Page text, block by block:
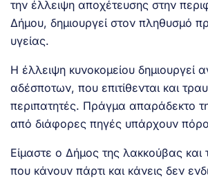
την έλλειψη αποχέτευσης στην
Δήμου, δημιουργεί στον πληθυσμό
υγείας.
Η έλλειψη κυνοκομείου δημιουργεί
αδέσποτων, που επιτίθενται και
περιπατητές. Πράγμα απαράδεκτο
από διάφορες πηγές υπάρχουν
Είμαστε ο Δήμος της λακκούβας και
που κάνουν πάρτι και κάνεις δεν